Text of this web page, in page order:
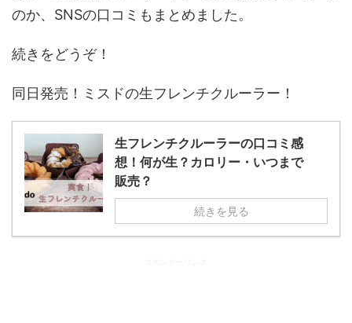
のか、SNSの口コミもまとめました。
続きをどうぞ！
同日発売！ミスドの生フレンチクルーラー！
生フレンチクルーラーの口コミ感
想！何が生？カロリー・いつまで
販売？
続きを見る